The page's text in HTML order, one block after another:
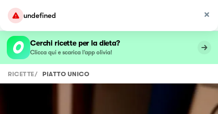
undefined
Cerchi ricette per la dieta?
Clicca qui e scarica l’app olivia!
RICETTE/ PIATTO UNICO